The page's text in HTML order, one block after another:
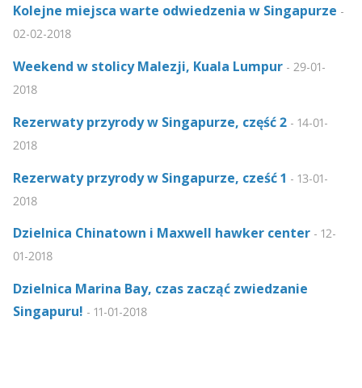
Kolejne miejsca warte odwiedzenia w Singapurze -
02-02-2018
Weekend w stolicy Malezji, Kuala Lumpur - 29-01-
2018
Rezerwaty przyrody w Singapurze, część 2 - 14-01-
2018
Rezerwaty przyrody w Singapurze, cześć 1 - 13-01-
2018
Dzielnica Chinatown i Maxwell hawker center - 12-
01-2018
Dzielnica Marina Bay, czas zacząć zwiedzanie
Singapuru! - 11-01-2018